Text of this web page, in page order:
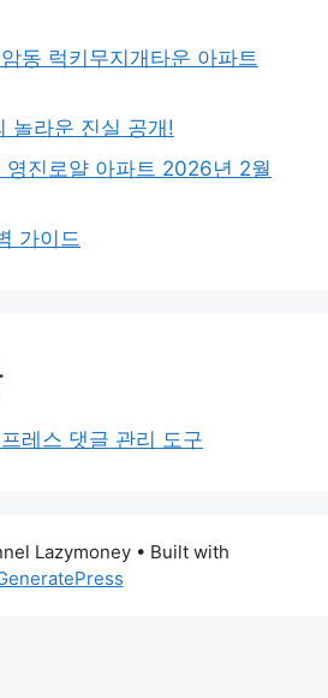
동 럭키무지개타운 아파트
놀라운 진실 공개!
영진로얄 아파트 2026년 2월
가이드
레스 댓글 관리 도구
Lazymoney• Built with